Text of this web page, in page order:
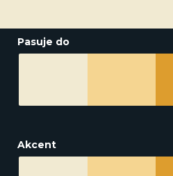
Pasuje do
Akcent